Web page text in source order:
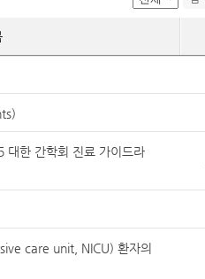
대한 간학회 진료 가이드라
care unit, NICU) 환자의